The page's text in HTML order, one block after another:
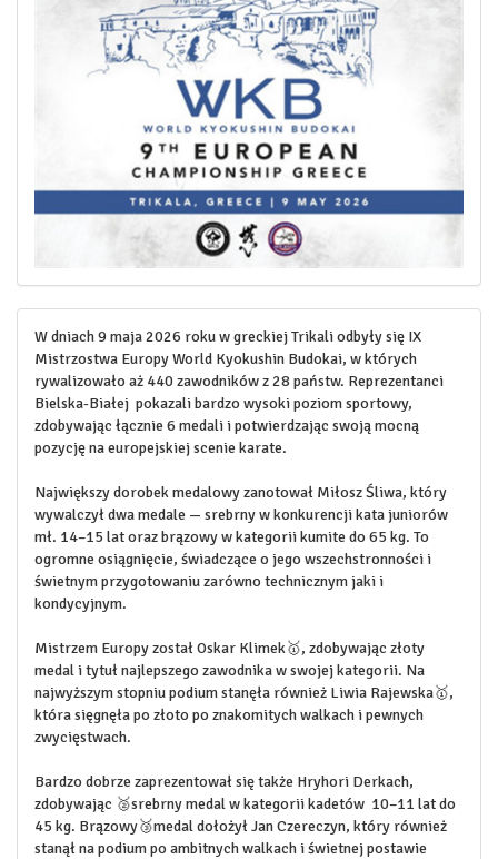
W dniach 9 maja 2026 roku w greckiej Trikali odbyły się IX
Mistrzostwa Europy World Kyokushin Budokai, w których
rywalizowało aż 440 zawodników z 28 państw. Reprezentanci
Bielska-Białej pokazali bardzo wysoki poziom sportowy,
zdobywając łącznie 6 medali i potwierdzając swoją mocną
pozycję na europejskiej scenie karate.
Największy dorobek medalowy zanotował Miłosz Śliwa, który
wywalczył dwa medale — srebrny w konkurencji kata juniorów
mł. 14–15 lat oraz brązowy w kategorii kumite do 65 kg. To
ogromne osiągnięcie, świadczące o jego wszechstronności i
świetnym przygotowaniu zarówno technicznym jaki i
kondycyjnym.
Mistrzem Europy został Oskar Klimek🥇, zdobywając złoty
medal i tytuł najlepszego zawodnika w swojej kategorii. Na
najwyższym stopniu podium stanęła również Liwia Rajewska🥇,
która sięgnęła po złoto po znakomitych walkach i pewnych
zwycięstwach.
Bardzo dobrze zaprezentował się także Hryhori Derkach,
zdobywając 🥈srebrny medal w kategorii kadetów 10–11 lat do
45 kg. Brązowy🥉medal dołożył Jan Czereczyn, który również
stanął na podium po ambitnych walkach i świetnej postawie